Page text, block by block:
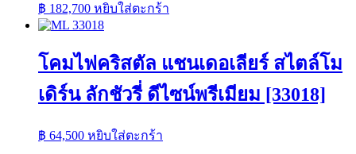
฿ 182,700 หยิบใส่ตะกร้า
โคมไฟคริสตัล แชนเดอเลียร์ สไตล์โม
เดิร์น ลักชัวรี่ ดีไซน์พรีเมียม [33018]
฿ 64,500 หยิบใส่ตะกร้า